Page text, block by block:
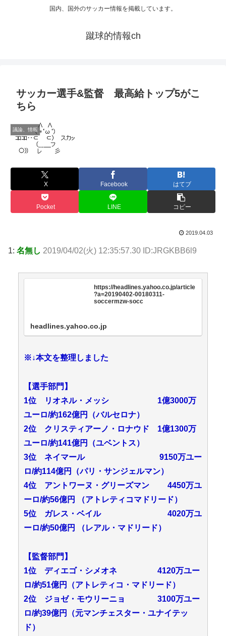
国内、国外のサッカー情報を掲載しています。
蹴球的情報ch
サッカー選手&監督 最高給トップ5がこ
ちら
議論、情報
X Facebook はてブ
Pocket LINE コピー
2019.04.03
1: 名無し 2019/04/02(火) 12:35:57.30 ID:JRGKBB6l9
https://headlines.yahoo.co.jp/article
?a=20190402-00180311-
soccermzw-socc
headlines.yahoo.co.jp
※↓本文を整理しました
【選手部門】
1位 リオネル・メッシ 1億3000万
ユーロ/約162億円（バルセロナ）
2位 クリスティアーノ・ロナウド 1億1300万
ユーロ/約141億円（ユベントス）
3位 ネイマール 9150万ユー
ロ/約114億円（パリ・サンジェルマン）
4位 アントワーヌ・グリーズマン 4450万ユ
ーロ/約56億円 （アトレティコマドリード）
5位 ガレス・ベイル 4020万ユ
ーロ/約50億円 （レアル・マドリード）
【監督部門】
1位 ディエゴ・シメオネ 4120万ユー
ロ/約51億円（アトレティコ・マドリード）
2位 ジョゼ・モウリーニョ 3100万ユー
ロ/約39億円（元マンチェスター・ユナイテッ
ド）